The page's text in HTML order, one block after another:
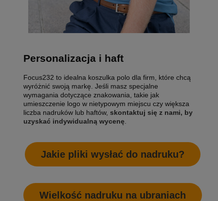
Personalizacja i haft
Focus232 to idealna koszulka polo dla firm, które chcą
wyróżnić swoją markę. Jeśli masz specjalne
wymagania dotyczące znakowania, takie jak
umieszczenie logo w nietypowym miejscu czy większa
liczba nadruków lub haftów, skontaktuj się z nami, by
uzyskać indywidualną wycenę
Jakie pliki wysłać do nadruku?
Wielkość nadruku na ubraniach